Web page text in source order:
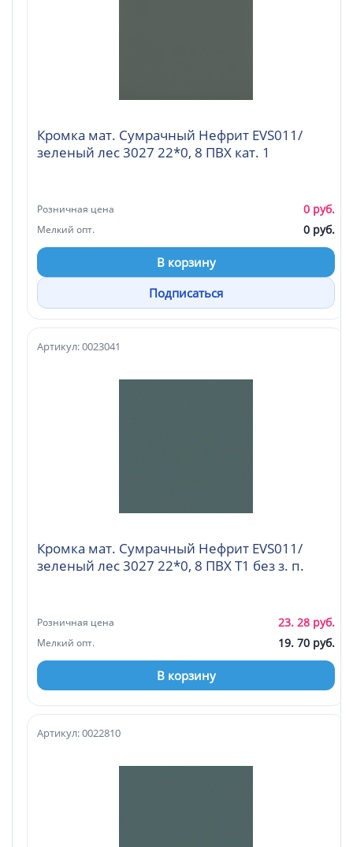
Кромка мат. Сумрачный Нефрит EVS011/
зеленый лес 3027 22*0, 8 ПВХ кат. 1
Розничная цена 0 руб.
Мелкий опт. 0 руб.
В корзину
Подписаться
Кромка мат. Сумрачный Нефрит EVS011/
зеленый лес 3027 22*0, 8 ПВХ Т1 без з. п.
Артикул: 0023041
Розничная цена 23. 28 руб.
Мелкий опт. 19. 70 руб.
В корзину
Артикул: 0022810